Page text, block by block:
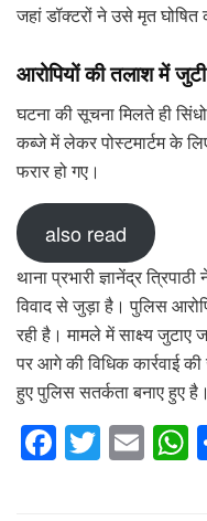
जहां डॉक्टरों ने उसे मृत घोषित
आरोपियों की तलाश में
घटना की सूचना मिलते ही
कब्जे में लेकर पोस्टमार्टम के
फरार हो गए।
also read
थाना प्रभारी ज्ञानेंद्र
विवाद से जुड़ा है। पुलिस
रही है। मामले में साक्ष्य
पर आगे की विधिक कार्रवाई
हुए पुलिस सतर्कता बनाए हुए है।
F
a
T
wi
E
m h